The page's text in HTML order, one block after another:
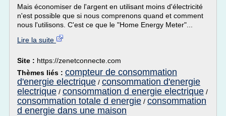
Mais économiser de l'argent en utilisant moins d'électricité
n'est possible que si nous comprenons quand et comment
nous l'utilisons. C'est ce que le "Home Energy Meter"...
Lire la suite
Site : https://zenetconnecte.com
Thèmes liés : compteur de consommation
d'energie electrique / consommation d'energie
electrique / consommation d energie electrique /
consommation totale d energie / consommation
d energie dans une maison